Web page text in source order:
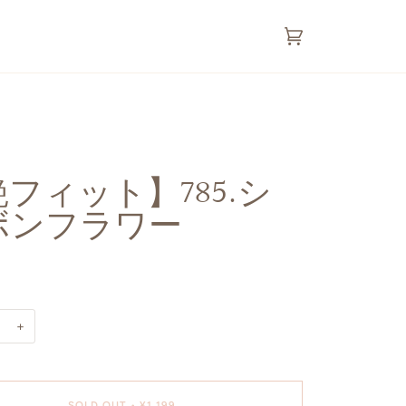
フィット】785.シ
ンフラワー
+